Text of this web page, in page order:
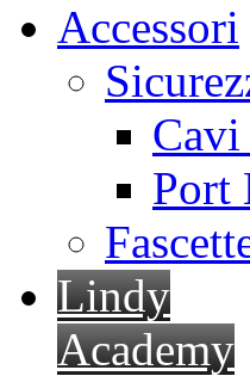
Accessori
Port
Lindy
Academy